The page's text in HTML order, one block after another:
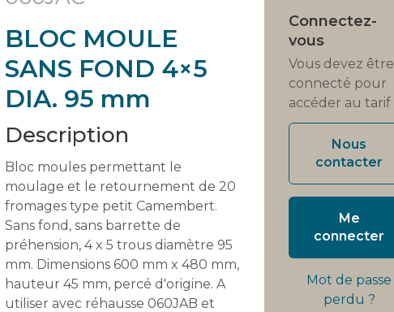
BLOC MOULE
SANS FOND 4×5
DIA. 95 mm
Description
Bloc moules permettant le
moulage et le retournement de 20
fromages type petit Camembert.
Sans fond, sans barrette de
préhension, 4 x 5 trous diamètre 95
mm. Dimensions 600 mm x 480 mm,
hauteur 45 mm, percé d'origine. A
utiliser avec réhausse 060JAB et
Connectez-
vous
Vous devez être
connecté pour
accéder au tarif
Nous
contacter
Me
connecter
Mot de passe
perdu ?